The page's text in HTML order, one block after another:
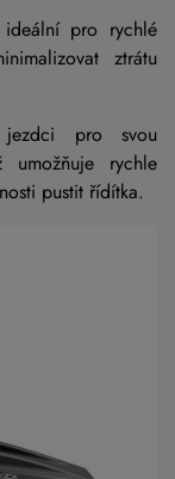
ideální pro rychlé
ztrátu
pro svou
rychle
pustit řídítka.